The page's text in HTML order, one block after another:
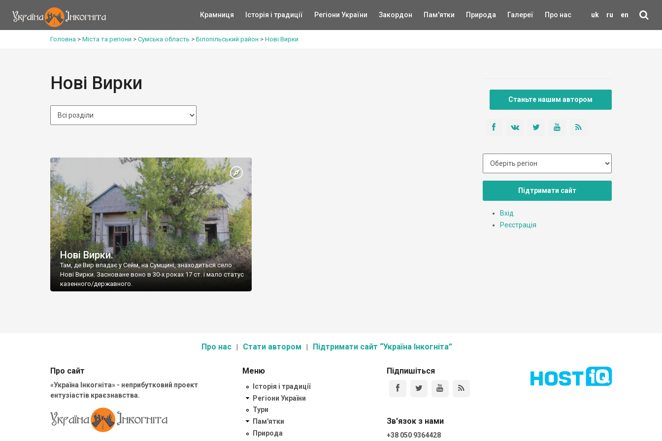
uk ru en
Крамниця Історія і традиції Регіони України Закордон Пам'ятки Природа Галереї Про нас
Головна > Міста та регіони > Сумська область > Білопільський район > Нові Вирки
Нові Вирки
Нові Вирки.
Там, де Вир впадає у Сейм, на Сумщині, знаходиться село
Нові Вирки. Засноване воно в 30-х роках 17 ст. і мало статус
казенного/державного.
Станьте нашим автором
Підтримати сайт
Вхід
Реєстрація
Про нас Стати автором Підтримати сайт “Україна Інкогніта”
Про сайт
«Україна Інкогніта» - неприбутковий проект
ентузіастів краєзнавства.
Меню
Історія і традиції
Регіони України
Тури
Пам'ятки
Природа
Підпишіться
Зв'язок з нами
+38 050 9364428